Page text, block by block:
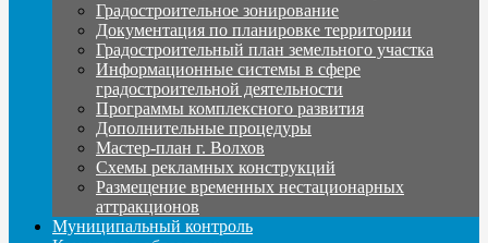
Градостроительное зонирование
Документация по планировке территории
Градостроительный план земельного участка
Информационные системы в сфере
градостроительной деятельности
Программы комплексного развития
Дополнительные процедуры
Мастер-план г. Волхов
Схемы рекламных конструкций
Размещение временных нестационарных
аттракционов
Муниципальный контроль